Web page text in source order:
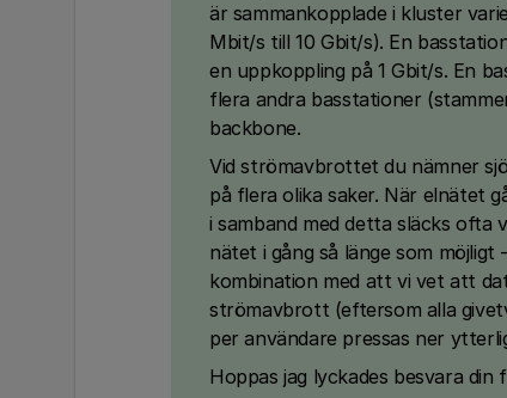
är sammankopplade i kluster
Mbit/s till 10 Gbit/s). En
en uppkoppling på 1 Gbit/s. En
flera andra basstationer
backbone.
Vid strömavbrottet du nämner
på flera olika saker. När elnätet
i samband med detta släcks ofta
nätet i gång så länge som
kombination med att vi vet att
strömavbrott (eftersom alla
per användare pressas ner
Hoppas jag lyckades besvara din